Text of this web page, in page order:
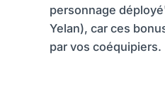
personnage
Yelan), car ces
par vos coéquipiers. ​